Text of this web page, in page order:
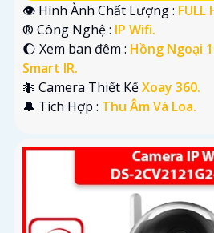
👁 Hình Ành Chất Lượng : FULL
®️ Công Nghệ : IP Wifi.
🌔 Xem ban đêm : Hồng Ngoại
Smart IR.
🐜 Camera Thiết KếXoay 360.
️🔔 Tích Hợp : Thu Âm Và Loa.